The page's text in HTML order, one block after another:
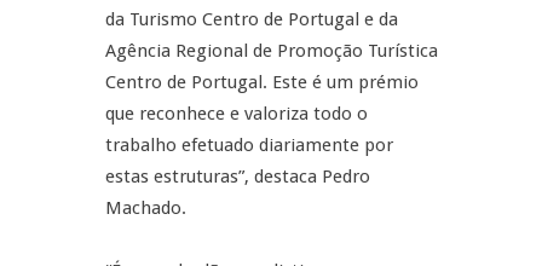
da Turismo Centro de Portugal e da
Agência Regional de Promoção Turística
Centro de Portugal. Este é um prémio
que reconhece e valoriza todo o
trabalho efetuado diariamente por
estas estruturas”, destaca Pedro
Machado.